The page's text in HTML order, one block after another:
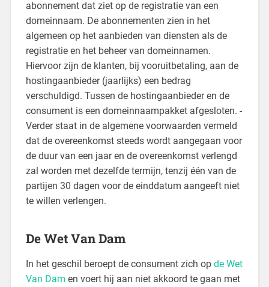
abonnement dat ziet op de registratie van een
domeinnaam. De abonnementen zien in het
algemeen op het aanbieden van diensten als de
registratie en het beheer van domeinnamen.
Hiervoor zijn de klanten, bij vooruitbetaling, aan de
hostingaanbieder (jaarlijks) een bedrag
verschuldigd. Tussen de hostingaanbieder en de
consument is een domeinnaampakket afgesloten. ­
Verder staat in de algemene voorwaarden vermeld
dat de overeenkomst steeds wordt aangegaan voor
de duur van een jaar en de overeenkomst verlengd
zal worden met dezelfde termijn, tenzij één van de
partijen 30 dagen voor de einddatum aangeeft niet
te willen verlengen.
De Wet Van Dam
In het geschil beroept de consument zich op de Wet
Van Dam en voert hij aan niet akkoord te gaan met